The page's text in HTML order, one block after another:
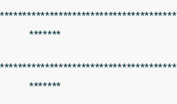
*******
*******